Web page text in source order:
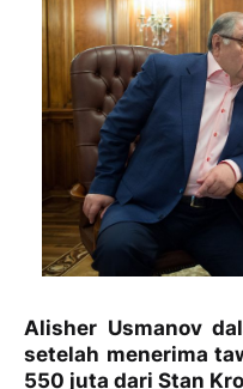
Alisher Usmanov
setelah menerima
550 juta dari Stan